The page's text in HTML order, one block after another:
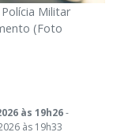
Militar
(Foto
às 19h26-
às 19h33